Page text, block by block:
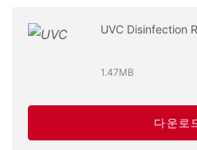
UVC Disinfection
1.47MB
다운로